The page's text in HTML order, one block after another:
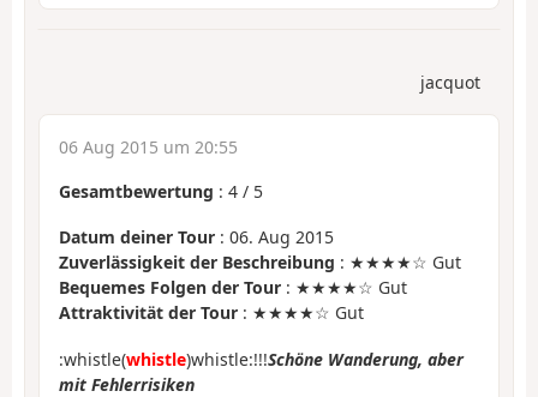
jacquot
06 Aug 2015 um 20:55
Gesamtbewertung : 4 / 5
Datum deiner Tour : 06. Aug 2015
Zuverlässigkeit der Beschreibung : ★★★★☆ Gut
Bequemes Folgen der Tour : ★★★★☆ Gut
Attraktivität der Tour : ★★★★☆ Gut
:whistle(whistle)whistle:!!!Schöne Wanderung, aber
mit Fehlerrisiken